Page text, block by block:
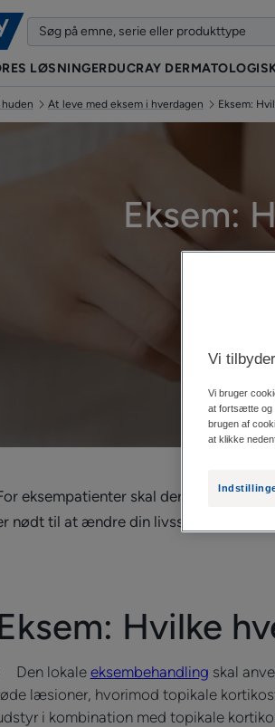
LØSNINGERDUCRAY
huden At leve med eksem i hverdagen Eksem:
Eksem:
eksempatienter skal der
nødt til at ændre din livsstil
Hvilke
Den lokale eksembehandling skal
læsioner, hvorimod topikale
i kombination med topikale
Vi
Vi bruger
at fortsætte og
brugen af
at klikke